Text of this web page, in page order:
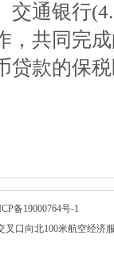
交通银行
，共同完
贷款的保
备19000764号-1
口向北100米航空经济